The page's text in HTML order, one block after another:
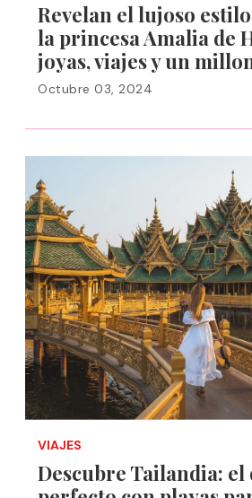
Revelan el lujoso
la princesa Amalia de
joyas, viajes y un
Octubre 03, 2024
VIAJES
Descubre Tailandia: el